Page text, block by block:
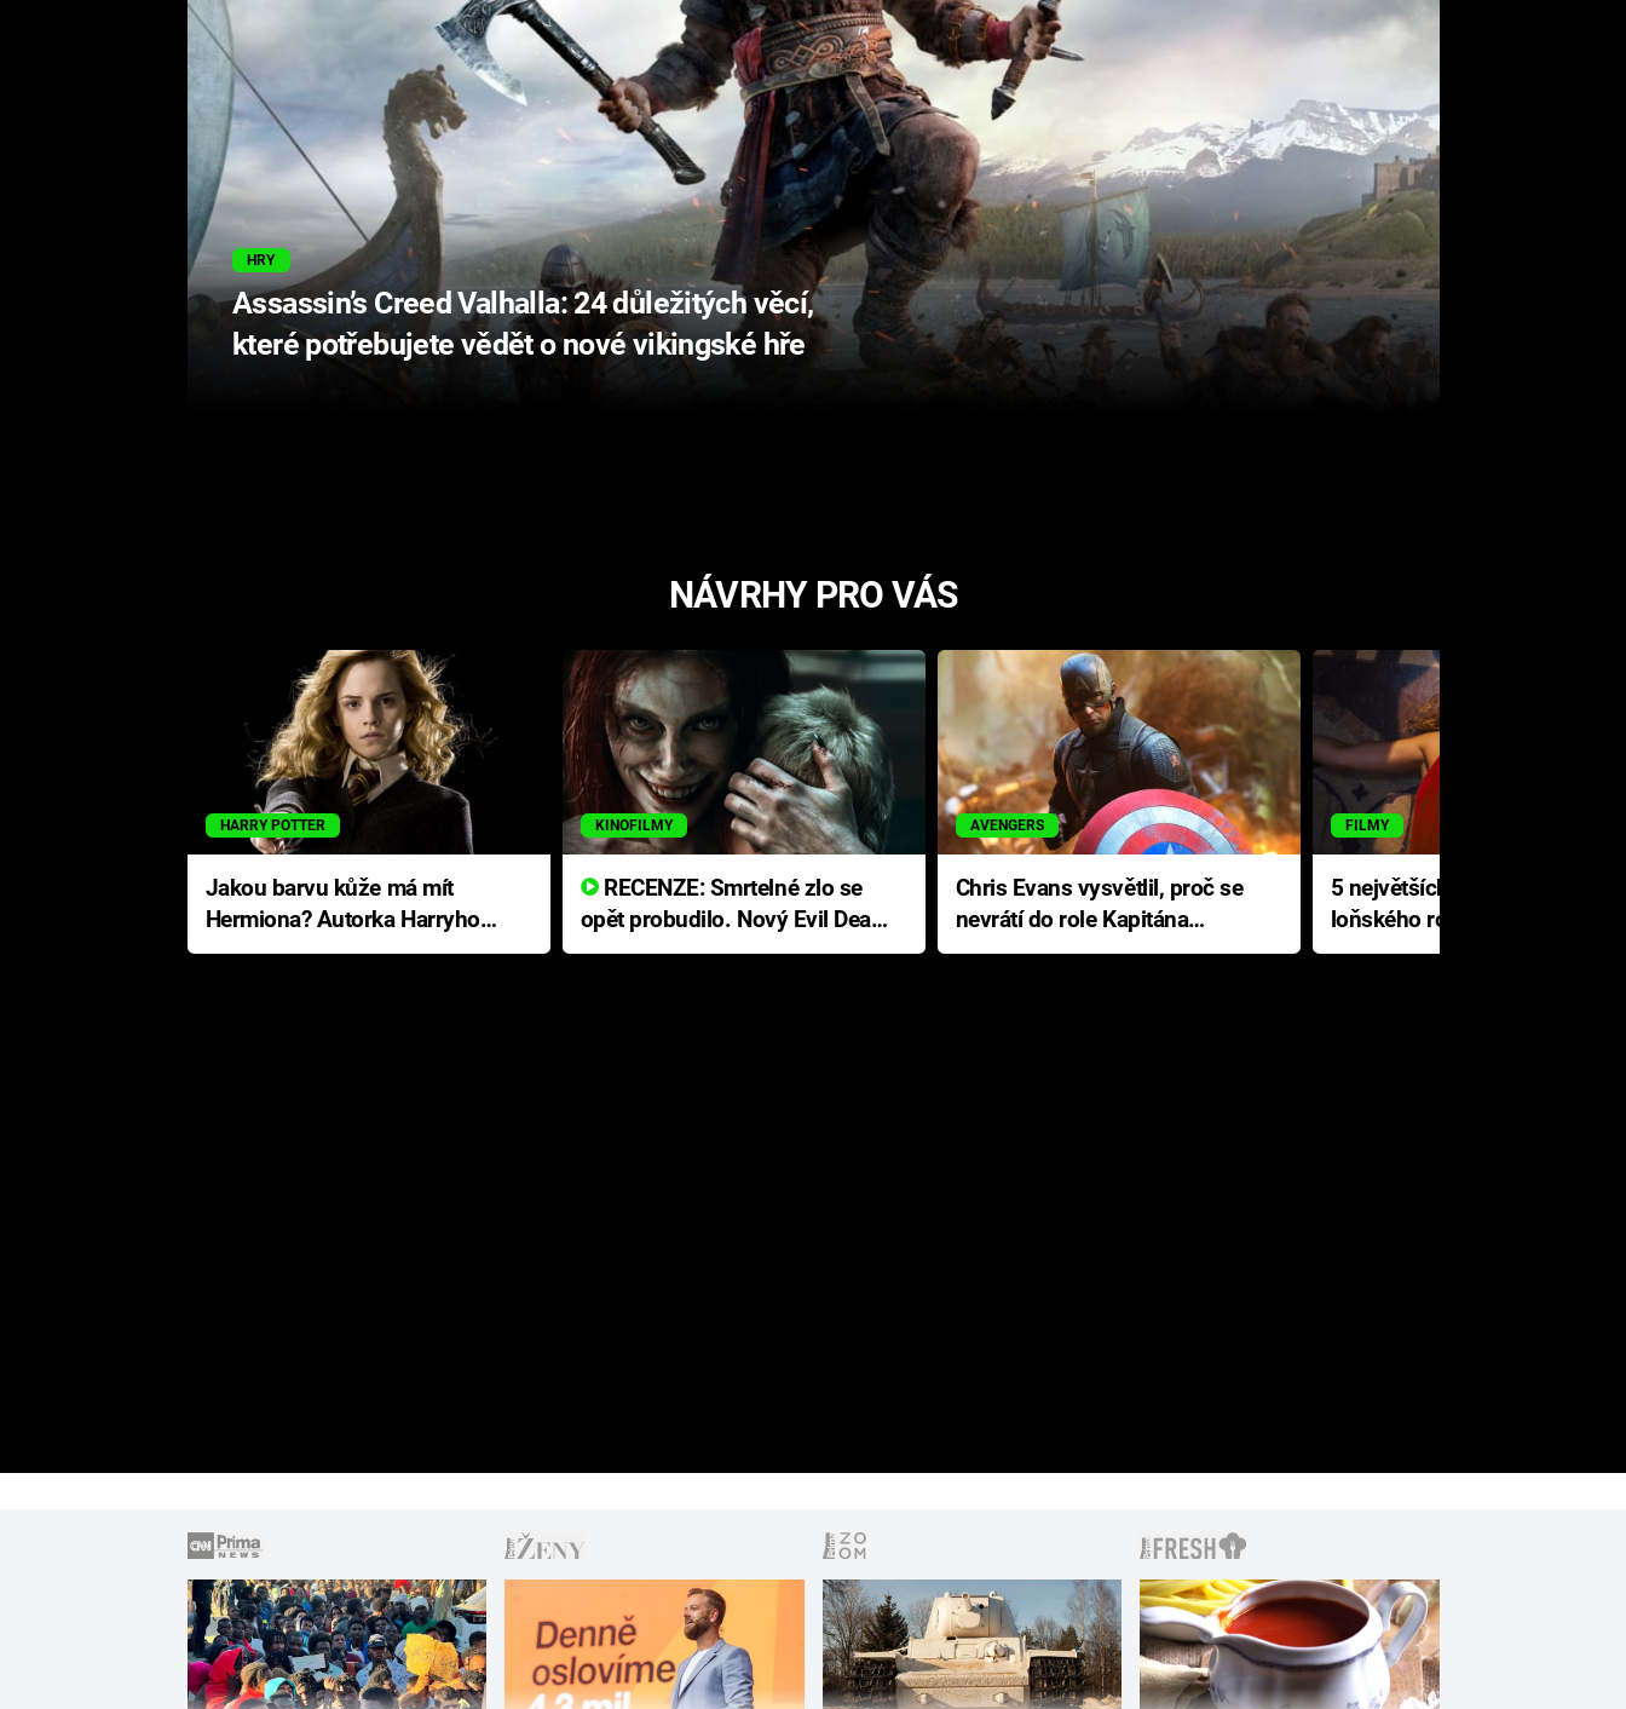
HRY
Assassin’s Creed Valhalla: 24 důležitých věcí,
které potřebujete vědět o nové vikingské hře
NÁVRHY PRO VÁS
HARRY POTTER
Jakou barvu kůže má mít
Hermiona? Autorka Harryho
Pottera přišla s ráznou
KINOFILMY
RECENZE: Smrtelné zlo se
opět probudilo. Nový Evil Dead
přichází s neodolatelnou
AVENGERS
Chris Evans vysvětlil, proč se
nevrátí do role Kapitána
Ameriky
FILMY
5 největších propadáků
loňského roku: Disney na
jediné katastrofě prodělal 200